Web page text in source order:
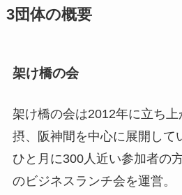
3団体の概要
架け橋の会
架け橋の会は2012年に立ち
摂、阪神間を中心に展開して
ひと月に300人近い参加者の
のビジネスランチ会を運営。